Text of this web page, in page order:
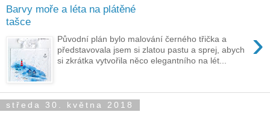
Barvy moře a léta na plátěné
tašce
›
Původní plán bylo malování černého třička a
představovala jsem si zlatou pastu a sprej, abych
si zkrátka vytvořila něco elegantního na lét...
středa 30. května 2018